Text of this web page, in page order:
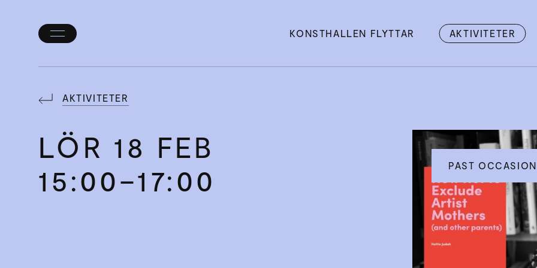
Öppna/stäng
KONSTHALLEN FLYTTAR AKTIVITETER
AKTIVITETER
LÖR 18 FEB
15:00–17:00
PAST OCCASION